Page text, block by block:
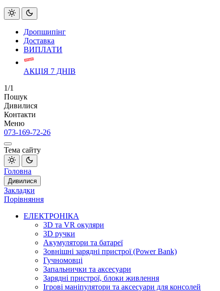
Дропшипінг
Доставка
ВИПЛАТИ
АКЦІЯ 7 ДНІВ
1/1
Пошук
Дивилися
Контакти
Меню
073-169-72-26
Тема сайту
Головна
Дивилися
Закладки
Порівняння
ЕЛЕКТРОНІКА
3D та VR окуляри
3D ручки
Акумулятори та батареї
Зовнішні зарядні пристрої (Power Bank)
Гучномовці
Запальнички та аксесуари
Зарядні пристрої, блоки живлення
Ігрові маніпулятори та аксесуари для консолей